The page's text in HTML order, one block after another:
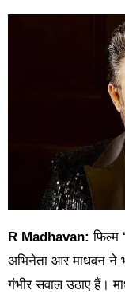
R Madhavan:फिल्म
अभिनेता आर माधवन ने
गंभीर सवाल उठाए हैं।